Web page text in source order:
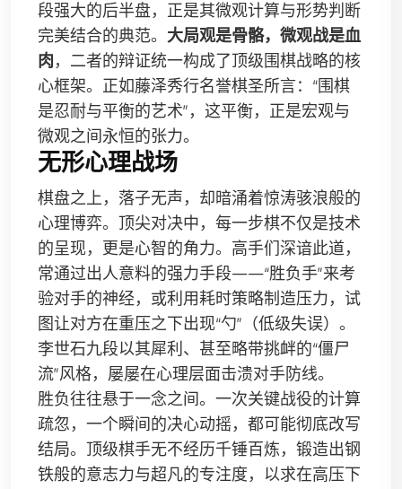
段强大的后半盘，正是其微观计算与形势判断
完美结合的典范。 大局观是骨骼，微观战是血
肉，二者的辩证统一构成了顶级围棋战略的核
心框架。正如藤泽秀行名誉棋圣所言：“围棋
是忍耐与平衡的艺术”，这平衡，正是宏观与
微观之间永恒的张力。
无形心理战场
棋盘之上，落子无声，却暗涌着惊涛骇浪般的
心理博弈。顶尖对决中，每一步棋不仅是技术
的呈现，更是心智的角力。高手们深谙此道，
常通过出人意料的强力手段——“胜负手”来考
验对手的神经，或利用耗时策略制造压力，试
图让对方在重压之下出现“勺”（低级失误）。
李世石九段以其犀利、甚至略带挑衅的“僵尸
流”风格，屡屡在心理层面击溃对手防线。
胜负往往悬于一念之间。一次关键战役的计算
疏忽，一个瞬间的决心动摇，都可能彻底改写
结局。顶级棋手无不经历千锤百炼，锻造出钢
铁般的意志力与超凡的专注度，以求在高压下